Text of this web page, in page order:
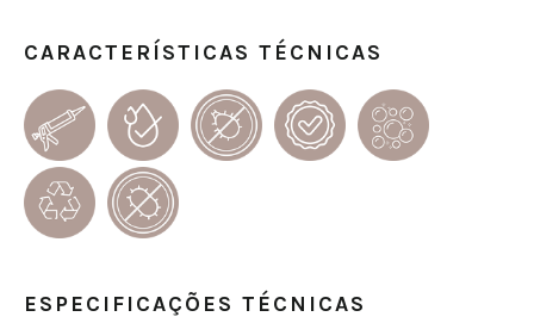
CARACTERÍSTICAS TÉCNICAS
ESPECIFICAÇÕES TÉCNICAS